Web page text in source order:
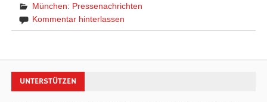
München: Pressenachrichten
Kommentar hinterlassen
UNTERSTÜTZEN